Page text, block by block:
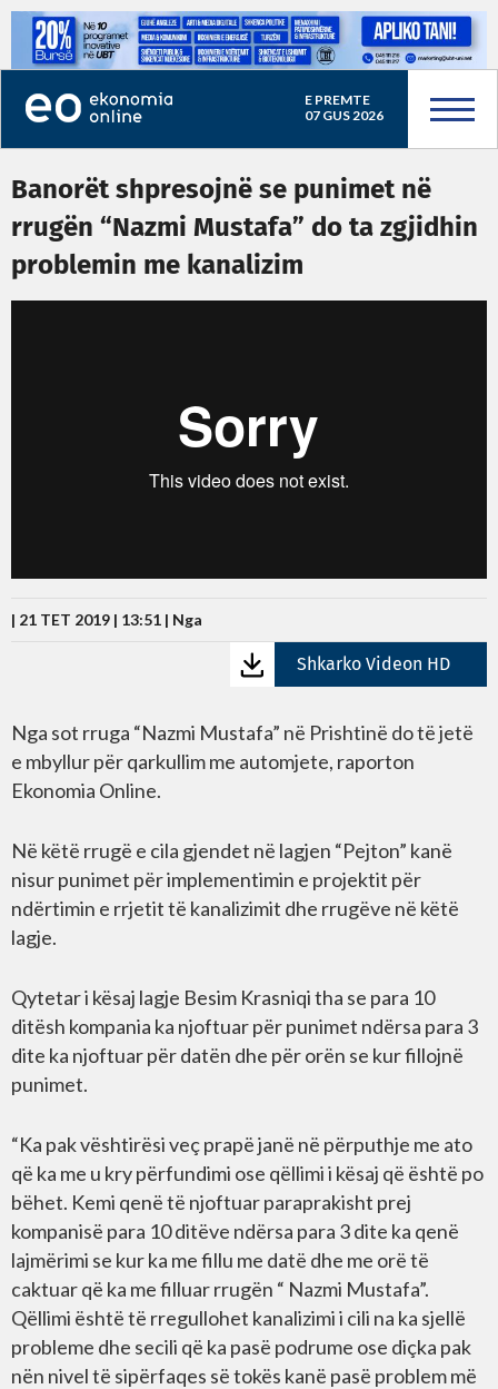
E PREMTE
07 GUS 2026
Banorët shpresojnë se punimet në
rrugën “Nazmi Mustafa” do ta zgjidhin
problemin me kanalizim
| 21 TET 2019 | 13:51 | Nga
Shkarko Videon HD
Nga sot rruga “Nazmi Mustafa” në Prishtinë do të jetë
e mbyllur për qarkullim me automjete, raporton
Ekonomia Online.
Në këtë rrugë e cila gjendet në lagjen “Pejton” kanë
nisur punimet për implementimin e projektit për
ndërtimin e rrjetit të kanalizimit dhe rrugëve në këtë
lagje.
Qytetar i kësaj lagje Besim Krasniqi tha se para 10
ditësh kompania ka njoftuar për punimet ndërsa para 3
dite ka njoftuar për datën dhe për orën se kur fillojnë
punimet.
“Ka pak vështirësi veç prapë janë në përputhje me ato
që ka me u kry përfundimi ose qëllimi i kësaj që është po
bëhet. Kemi qenë të njoftuar paraprakisht prej
kompanisë para 10 ditëve ndërsa para 3 dite ka qenë
lajmërimi se kur ka me fillu me datë dhe me orë të
caktuar që ka me filluar rrugën “ Nazmi Mustafa”.
Qëllimi është të rregullohet kanalizimi i cili na ka sjellë
probleme dhe secili që ka pasë podrume ose diçka pak
nën nivel të sipërfaqes së tokës kanë pasë problem më